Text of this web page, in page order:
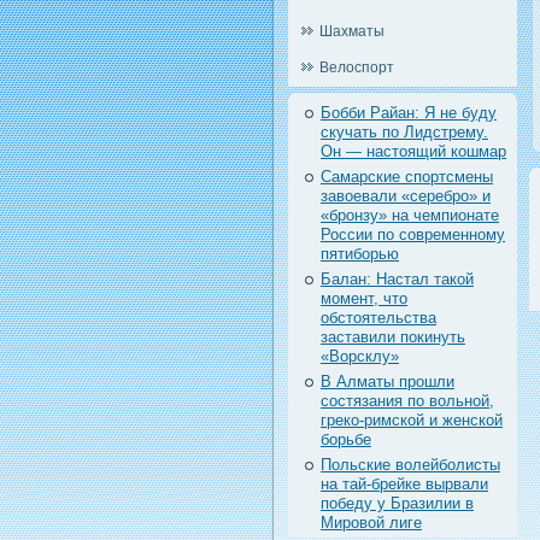
Шахматы
Велоспорт
Бобби Райан: Я не буду
скучать по Лидстрему.
Он — настоящий кошмар
Самарские спортсмены
завоевали «серебро» и
«бронзу» на чемпионате
России по современному
пятиборью
Балан: Настал такой
момент, что
обстоятельства
заставили покинуть
«Ворсклу»
В Алматы прошли
состязания по вольной,
греко-римской и женской
борьбе
Польские волейболисты
на тай-брейке вырвали
победу у Бразилии в
Мировой лиге